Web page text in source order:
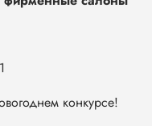
конкурсе!